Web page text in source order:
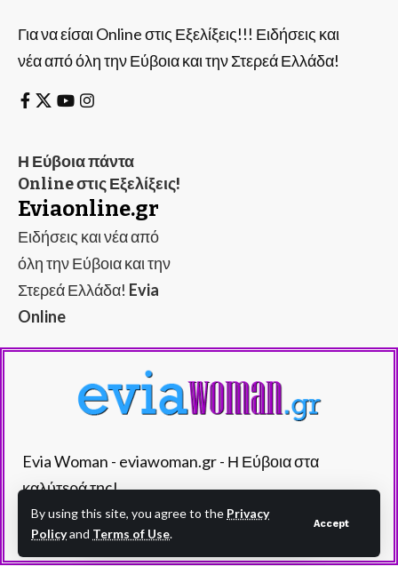
By using this site, you agree to the Privacy
Policyand Terms of Use.
Accept
Για να είσαι Online στις Εξελίξεις!!! Ειδήσεις και
νέα από όλη την Εύβοια και την Στερεά Ελλάδα!
Η Εύβοια πάντα
Online στις Εξελίξεις!
Eviaonline.gr
Ειδήσεις και νέα από
όλη την Εύβοια και την
Στερεά Ελλάδα! Evia
Online
Evia Woman - eviawoman.gr - Η Εύβοια στα
καλύτερά της!